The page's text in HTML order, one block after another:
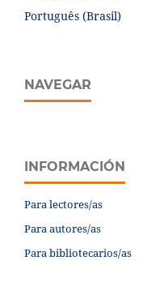
Português (Brasil)
NAVEGAR
INFORMACIÓN
Para lectores/as
Para autores/as
Para bibliotecarios/as